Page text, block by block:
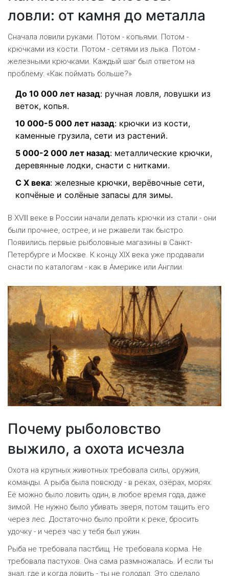
ловли: от камня до металла
Сначала ловили руками. Потом - копьями. Потом -
крючками из кости. Потом - сетями из лыка. Потом -
железными крючками. Каждый шаг был ответом на
проблему: «Как поймать больше?»
До 10 000 лет назад: ручная ловля, ловушки из
веток, копья.
10 000-5 000 лет назад: крючки из кости,
каменные грузила, сети из растений.
5 000-2 000 лет назад: металлические крючки,
деревянные лодки, снасти с нитками.
С X века: железные крючки, верёвочные сети,
копчёные и солёные запасы для зимы.
В XVIII веке в России начали делать крючки из стали - они
были прочнее, острее, и не ржавели так быстро.
Появились первые рыболовные магазины в Санкт-
Петербурге и Москве. К концу XIX века уже продавали
снасти по каталогам - как в Америке или Англии.
Почему рыболовство
выжило, а охота исчезла
Охота на крупных животных требовала силы, оружия,
команды. А рыба была повсюду - в реках, озёрах, морях.
Её можно было ловить один, в любое время года, даже
зимой. Не нужно было убивать зверя, потом тащить его
через лес. Достаточно было пройти к реке, бросить
удочку - и через час у тебя был ужин.
Рыба не требовала пастбищ. Не требовала корма. Не
требовала пастухов. Она сама размножалась. И если ты
знал, где и когда ловить - ты не голодал. Это сделало